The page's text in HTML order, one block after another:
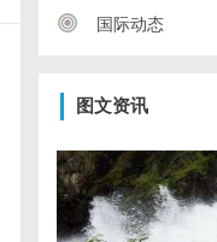
国际动态
图文资讯